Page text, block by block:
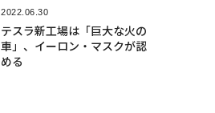
2022.06.30
テスラ新工場は「巨大な火の
車」、イーロン・マスクが認
める